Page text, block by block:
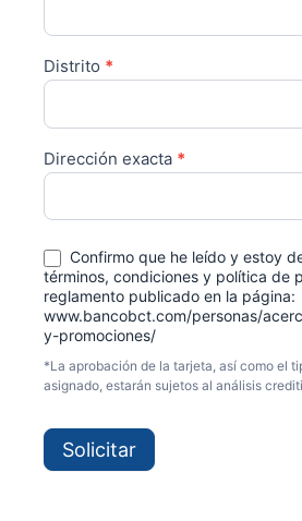
Distrito *
Dirección exacta *
Confirmo que he leído y estoy
términos, condiciones y política de
reglamento publicado en la página:
www.bancobct.com/personas/
y-promociones/
*La aprobación de la tarjeta, así como el
asignado, estarán sujetos al análisis
Solicitar